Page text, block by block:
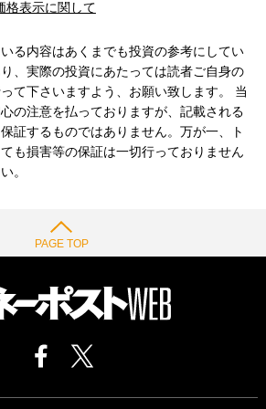
格表示に関して
る内容はあくまでも投資の参考にしてい
、実際の投資にあたっては読者ご自身の
て下さいますよう、お願い致します。 当
の注意を払っておりますが、記載される
証するものではありません。万が一、ト
も損害等の保証は一切行っておりません
。
PAGE TOP